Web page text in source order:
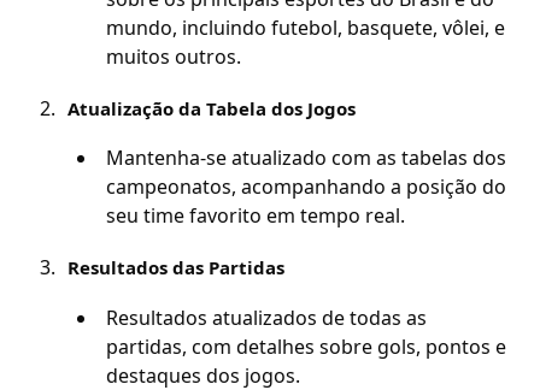
mundo, incluindo futebol, basquete, vôlei, e
muitos outros.
Atualização da Tabela dos Jogos
Mantenha-se atualizado com as tabelas dos
campeonatos, acompanhando a posição do
seu time favorito em tempo real.
Resultados das Partidas
Resultados atualizados de todas as
partidas, com detalhes sobre gols, pontos e
destaques dos jogos.